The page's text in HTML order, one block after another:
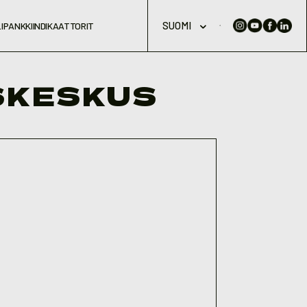
INDIKAATTORIT SUOMI